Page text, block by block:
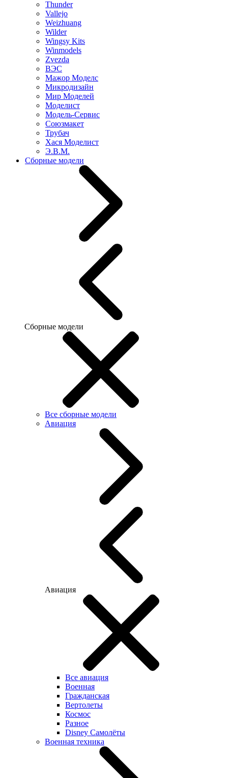
Thunder
Vallejo
Weizhuang
Wilder
Wingsy Kits
Winmodels
Zvezda
ВЭС
Мажор Моделс
Микродизайн
Мир Моделей
Моделист
Модель-Сервис
Союзмакет
Трубач
Хася Моделист
Э.В.М.
Сборные модели
Сборные модели
Все сборные модели
Авиация
Авиация
Все авиация
Военная
Гражданская
Вертолеты
Космос
Разное
Disney Самолёты
Военная техника